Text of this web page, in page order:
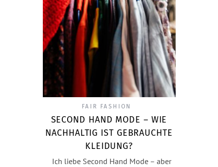
FAIR FASHION
SECOND HAND MODE – WIE
NACHHALTIG IST GEBRAUCHTE
KLEIDUNG?
Ich liebe Second Hand Mode – aber